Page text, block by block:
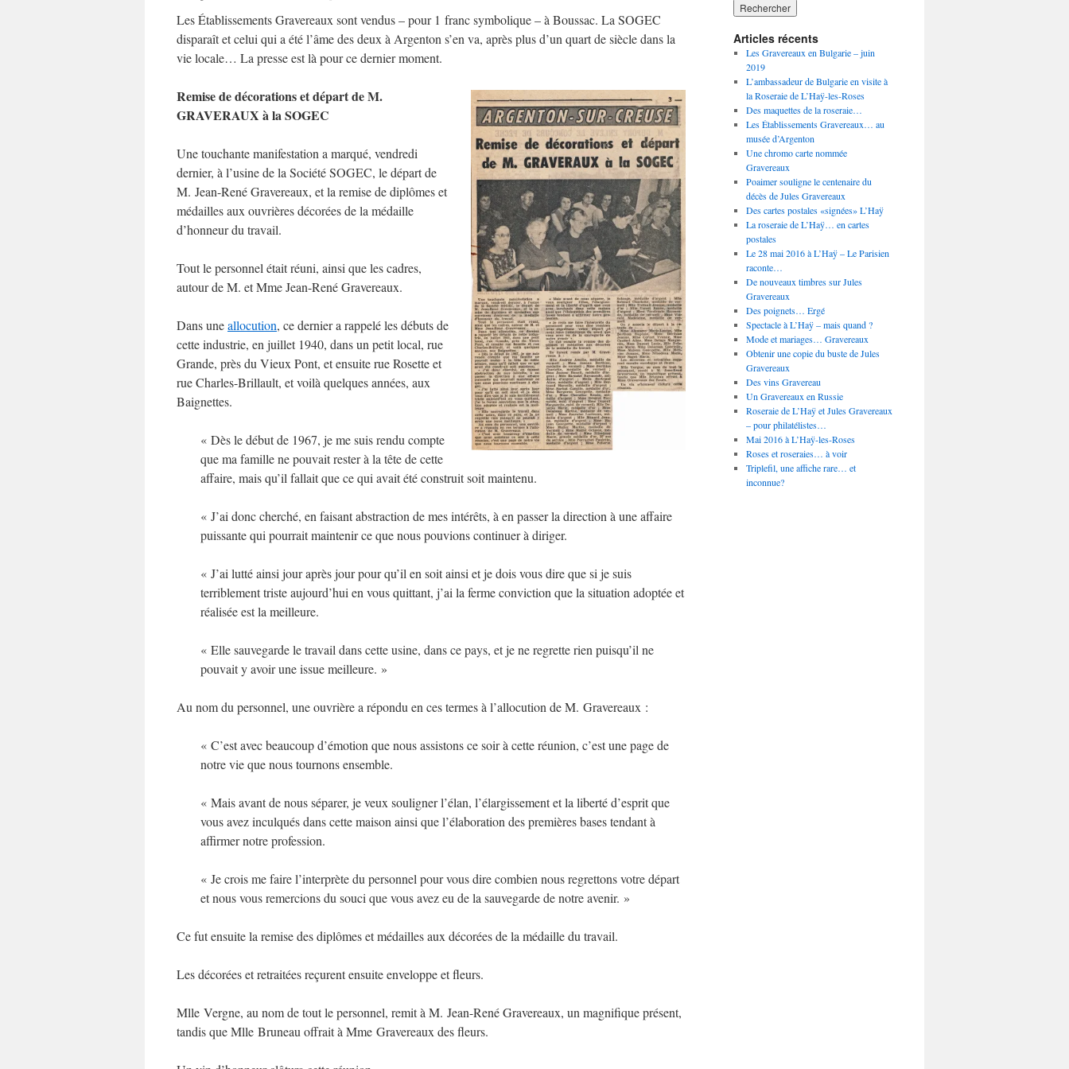
Les Établissements Gravereaux sont vendus – pour 1 franc symbolique – à Boussac. La SOGEC
disparaît et celui qui a été l’âme des deux à Argenton s’en va, après plus d’un quart de siècle dans la
vie locale… La presse est là pour ce dernier moment.
Remise de décorations et départ de M.
GRAVERAUX à la SOGEC
Une touchante manifestation a marqué, vendredi
dernier, à l’usine de la Société SOGEC, le départ de
M. Jean-René Gravereaux, et la remise de diplômes et
médailles aux ouvrières décorées de la médaille
d’honneur du travail.
Tout le personnel était réuni, ainsi que les cadres,
autour de M. et Mme Jean-René Gravereaux.
Dans uneallocution, ce dernier a rappelé les débuts de
cette industrie, en juillet 1940, dans un petit local, rue
Grande, près du Vieux Pont, et ensuite rue Rosette et
rue Charles-Brillault, et voilà quelques années, aux
Baignettes.
« Dès le début de 1967, je me suis rendu compte
que ma famille ne pouvait rester à la tête de cette
affaire, mais qu’il fallait que ce qui avait été construit soit maintenu.
« J’ai donc cherché, en faisant abstraction de mes intérêts, à en passer la direction à une affaire
puissante qui pourrait maintenir ce que nous pouvions continuer à diriger.
« J’ai lutté ainsi jour après jour pour qu’il en soit ainsi et je dois vous dire que si je suis
terriblement triste aujourd’hui en vous quittant, j’ai la ferme conviction que la situation adoptée et
réalisée est la meilleure.
« Elle sauvegarde le travail dans cette usine, dans ce pays, et je ne regrette rien puisqu’il ne
pouvait y avoir une issue meilleure. »
Au nom du personnel, une ouvrière a répondu en ces termes à l’allocution de M. Gravereaux :
« C’est avec beaucoup d’émotion que nous assistons ce soir à cette réunion, c’est une page de
notre vie que nous tournons ensemble.
« Mais avant de nous séparer, je veux souligner l’élan, l’élargissement et la liberté d’esprit que
vous avez inculqués dans cette maison ainsi que l’élaboration des premières bases tendant à
affirmer notre profession.
« Je crois me faire l’interprète du personnel pour vous dire combien nous regrettons votre départ
et nous vous remercions du souci que vous avez eu de la sauvegarde de notre avenir. »
Ce fut ensuite la remise des diplômes et médailles aux décorées de la médaille du travail.
Les décorées et retraitées reçurent ensuite enveloppe et fleurs.
Mlle Vergne, au nom de tout le personnel, remit à M. Jean-René Gravereaux, un magnifique présent,
tandis que Mlle Bruneau offrait à Mme Gravereaux des fleurs.
Articles récents
Les Gravereaux en Bulgarie – juin
2019
L’ambassadeur de Bulgarie en visite à
la Roseraie de L’Haÿ-les-Roses
Des maquettes de la roseraie…
Les Établissements Gravereaux… au
musée d’Argenton
Une chromo carte nommée
Gravereaux
Poaimer souligne le centenaire du
décès de Jules Gravereaux
Des cartes postales «signées» L’Haÿ
La roseraie de L’Haÿ… en cartes
postales
Le 28 mai 2016 à L’Haÿ – Le Parisien
raconte…
De nouveaux timbres sur Jules
Gravereaux
Des poignets… Ergé
Spectacle à L’Haÿ – mais quand ?
Mode et mariages… Gravereaux
Obtenir une copie du buste de Jules
Gravereaux
Des vins Gravereau
Un Gravereaux en Russie
Roseraie de L’Haÿ et Jules Gravereaux
– pour philatélistes…
Mai 2016 à L’Haÿ-les-Roses
Roses et roseraies… à voir
Triplefil, une affiche rare… et
inconnue?